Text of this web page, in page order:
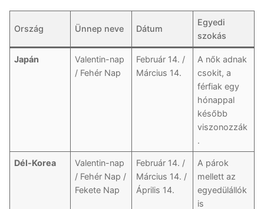
Ország Ünnep neve Dátum
Egyedi
szokás
Japán
Valentin-nap
/ Fehér Nap
Február 14. /
Március 14.
A nők adnak
csokit, a
férfiak egy
hónappal
később
viszonozzák
.
Dél-Korea
Valentin-nap
/ Fehér Nap /
Fekete Nap
Február 14. /
Március 14. /
Április 14.
A párok
mellett az
egyedülállók
is